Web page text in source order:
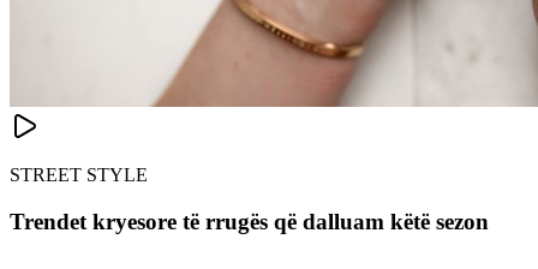
STREET STYLE
Trendet kryesore të rrugës që dalluam këtë sezon